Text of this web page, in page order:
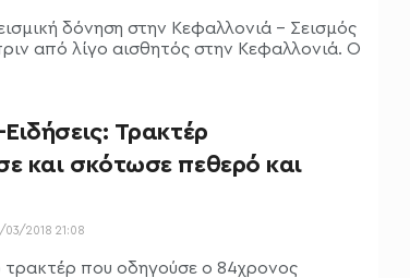
δόνηση στην Κεφαλλονιά - Σεισμός
από λίγο αισθητός στην Κεφαλλονιά. Ο
Τρακτέρ
και σκότωσε πεθερό και
2018 21:08
που οδηγούσε ο 84χρονος